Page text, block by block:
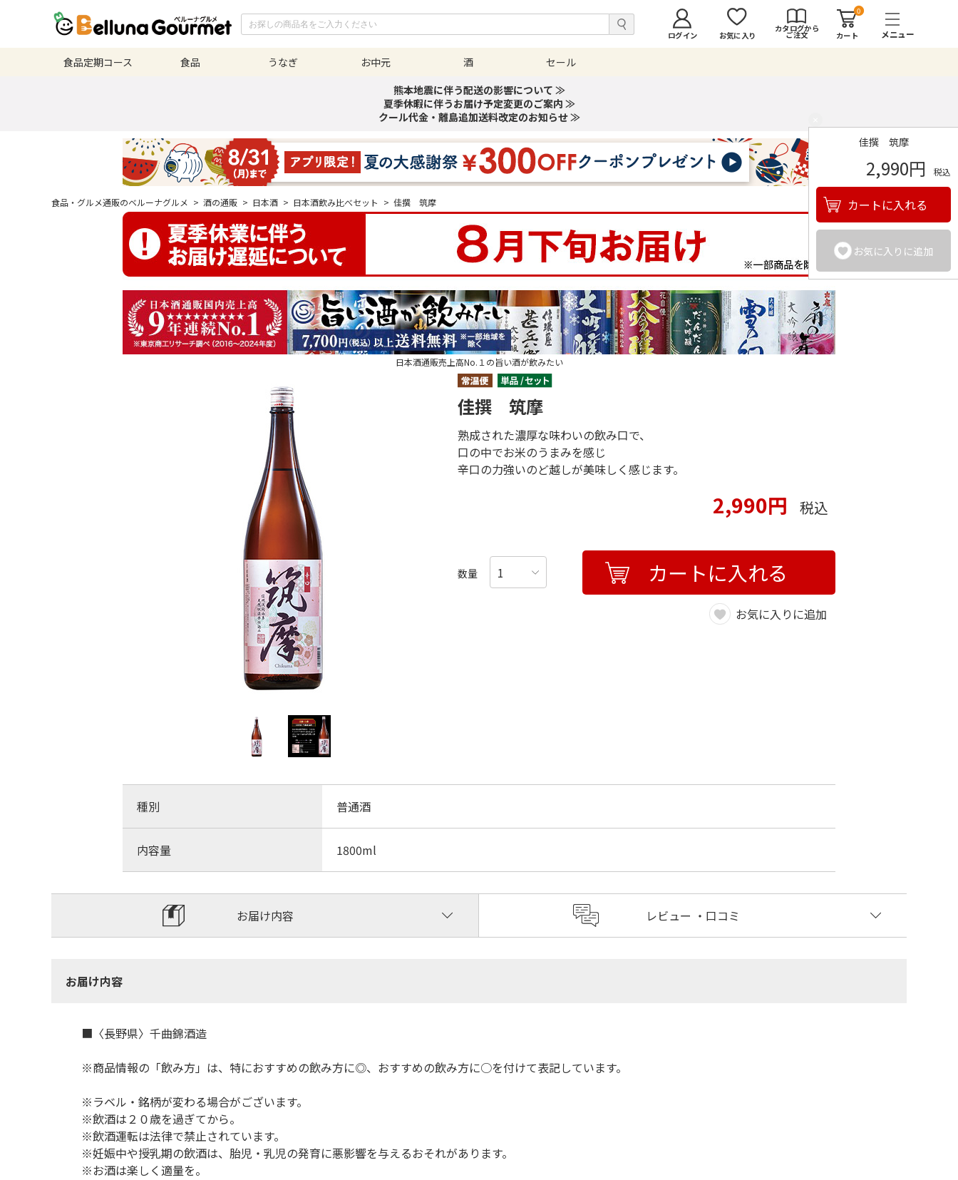
ログイン お気に入り
カタログから
ご注文
0
カート
食品定期コース 食品 うなぎ お中元 酒
セール
熊本地震に伴う配送の影響について ≫
夏季休暇に伴うお届け予定変更のご案内 ≫
クール代金・離島追加送料改定のお知らせ ≫
食品・グルメ通販のベルーナグルメ > 酒の通販 > 日本酒 > 日本酒飲み比べセット > 佳撰 筑摩
佳撰 筑摩
2,990円 税込
カートに入れる
お気に入りに追加
日本酒通販売上高No.１の旨い酒が飲みたい
佳撰 筑摩
熟成された濃厚な味わいの飲み口で、
口の中でお米のうまみを感じ
辛口の力強いのど越しが美味しく感じます。
2,990円 税込
数量 カートに入れる
お気に入りに追加
種別 普通酒
内容量 1800ml
お届け内容 レビュー ・口コミ
お届け内容
■〈長野県〉千曲錦酒造
※商品情報の「飲み方」は、特におすすめの飲み方に◎、おすすめの飲み方に○を付けて表記しています。
※ラベル・銘柄が変わる場合がございます。
※飲酒は２０歳を過ぎてから。
※飲酒運転は法律で禁止されています。
※妊娠中や授乳期の飲酒は、胎児・乳児の発育に悪影響を与えるおそれがあります。
※お酒は楽しく適量を。